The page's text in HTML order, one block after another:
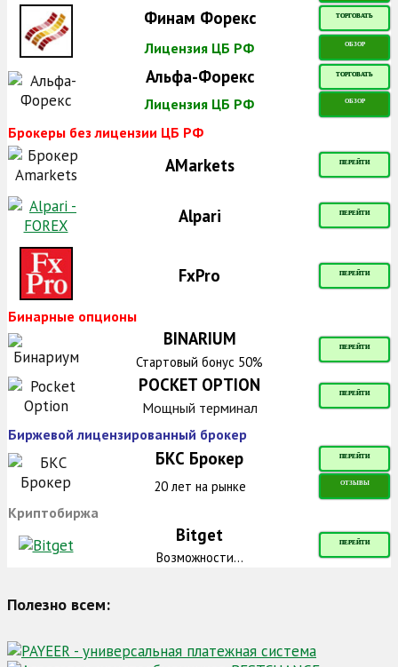
Финам Форекс ТОРГОВАТЬ
Лицензия ЦБ РФ ОБЗОР
Альфа-Форекс ТОРГОВАТЬ
Лицензия ЦБ РФ ОБЗОР
Брокеры без лицензии ЦБ РФ
AMarkets ПЕРЕЙТИ
Alpari ПЕРЕЙТИ
FxPro ПЕРЕЙТИ
Бинарные опционы
BINARIUM ПЕРЕЙТИ
Стартовый бонус 50%
POCKET OPTION ПЕРЕЙТИ
Мощный терминал
Биржевой лицензированный брокер
БКС Брокер ПЕРЕЙТИ
20 лет на рынке ОТЗЫВЫ
Криптобиржа
Bitget ПЕРЕЙТИ
Возможности...
Полезно всем: